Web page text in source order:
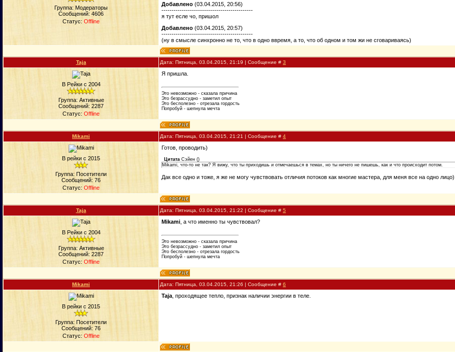
Группа: Модераторы
Сообщений: 4606
Статус: Offline
Добавлено (03.04.2015, 20:56)
---------------------------------------------
я тут есле чо, пришол
Добавлено (03.04.2015, 20:57)
---------------------------------------------
(ну в смысле синхронно не то, что в одно ввремя, а то, что об одном и том жи не сговариваясь)
Taja Дата: Пятница, 03.04.2015, 21:19 | Сообщение # 3
В Рейки с 2004
Группа: Активные
Сообщений: 2287
Статус: Offline
Я пришла.
Это невозможно - сказала причина
Это безрассудно - заметил опыт
Это бесполезно - отрезала гордость
Попробуй - шепнула мечта
Mikami Дата: Пятница, 03.04.2015, 21:21 | Сообщение # 4
В рейки с 2015
Группа: Посетители
Сообщений: 76
Статус: Offline
Готов, проводить)
Цитата Сэйен ()
Mikami, что-то не так? Я вижу, что ты приходишь и отмечаешься в темах, но ты ничего не пишешь, как и что происходит потом.
Дак все одно и тоже, я же не могу чувствовать отличия потоков как многие мастера, для меня все на одно лицо)
Taja Дата: Пятница, 03.04.2015, 21:22 | Сообщение # 5
В Рейки с 2004
Группа: Активные
Сообщений: 2287
Статус: Offline
Mikami , а что именно ты чувствовал?
Это невозможно - сказала причина
Это безрассудно - заметил опыт
Это бесполезно - отрезала гордость
Попробуй - шепнула мечта
Mikami Дата: Пятница, 03.04.2015, 21:26 | Сообщение # 6
В рейки с 2015
Группа: Посетители
Сообщений: 76
Статус: Offline
Taja , проходящее тепло, признак наличии энергии в теле.